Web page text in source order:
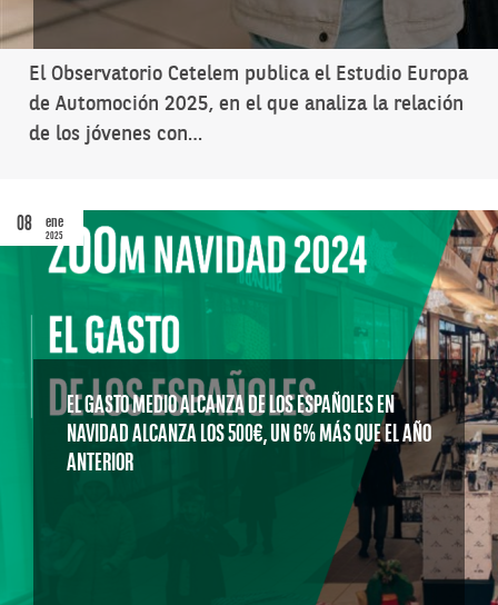
El Observatorio Cetelem publica el Estudio Europa
de Automoción 2025, en el que analiza la relación
de los jóvenes con…
08 ene
2025
EL GASTO MEDIO ALCANZA DE LOS ESPAÑOLES EN
NAVIDAD ALCANZA LOS 500€, UN 6% MÁS QUE EL AÑO
ANTERIOR